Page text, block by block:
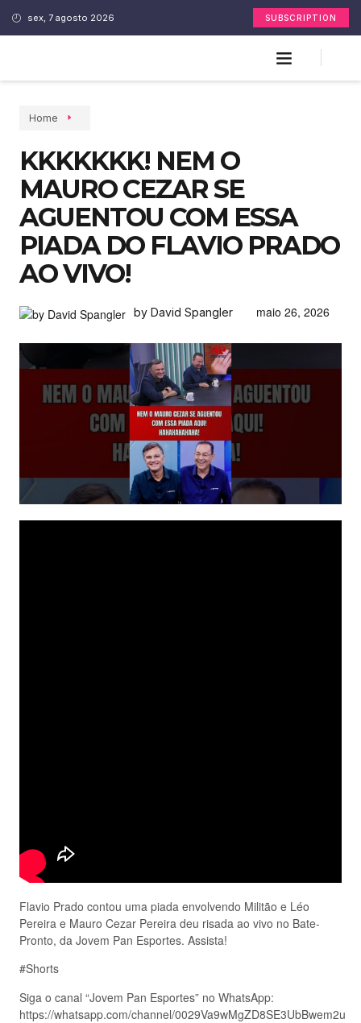
sex, 7 agosto 2026 SUBSCRIPTION
Home
KKKKKKK! NEM O
MAURO CEZAR SE
AGUENTOU COM ESSA
PIADA DO FLAVIO PRADO
AO VIVO!
by David Spangler maio 26, 2026
Flavio Prado contou uma piada envolvendo Militão e Léo
Pereira e Mauro Cezar Pereira deu risada ao vivo no Bate-
Pronto, da Jovem Pan Esportes. Assista!
#Shorts
Siga o canal “Jovem Pan Esportes” no WhatsApp:
https://whatsapp.com/channel/0029Va9wMgZD8SE3UbBwem2u